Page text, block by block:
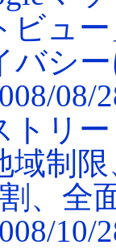
ビュ
バシ
08/
トリ
域制
、全
10/